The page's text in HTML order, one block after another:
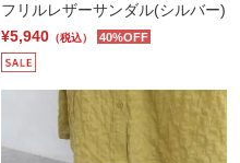
フリルレザーサンダル(シルバー)
¥5,940 （税込） 40%OFF